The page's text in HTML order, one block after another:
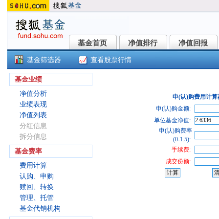
基金首页
基金首页 净值排行
净值排行 净值回报
净值回报
基金筛选器 查看股票行情
基金业绩
净值分析
业绩表现
净值列表
分红信息
拆分信息
基金费率
费用计算
认购、申购
赎回、转换
管理、托管
基金代销机构
申(认)购费用计算
申(认)购金额:
单位基金净值:
申(认)购费率
(0-1.5):
手续费:
成交份额: